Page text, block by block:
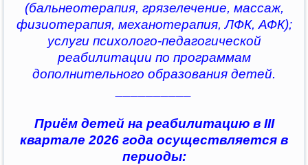
(бальнеотерапия, грязелечение, массаж,
физиотерапия, механотерапия, ЛФК, АФК);
услуги психолого-педагогической
реабилитации по программам
дополнительного образования детей.
Приём детей на реабилитацию в III
квартале 2026 года осуществляется в
периоды: